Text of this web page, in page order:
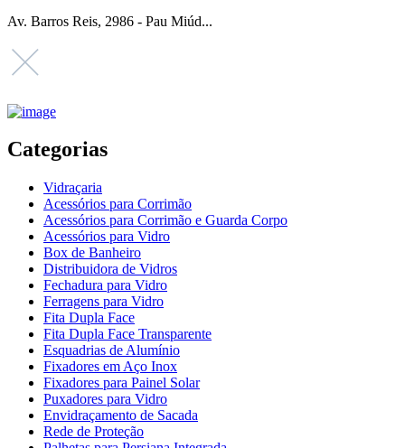
Av. Barros Reis, 2986 - Pau Miúd...
Categorias
Vidraçaria
Acessórios para Corrimão
Acessórios para Corrimão e Guarda Corpo
Acessórios para Vidro
Box de Banheiro
Distribuidora de Vidros
Fechadura para Vidro
Ferragens para Vidro
Fita Dupla Face
Fita Dupla Face Transparente
Esquadrias de Alumínio
Fixadores em Aço Inox
Fixadores para Painel Solar
Puxadores para Vidro
Envidraçamento de Sacada
Rede de Proteção